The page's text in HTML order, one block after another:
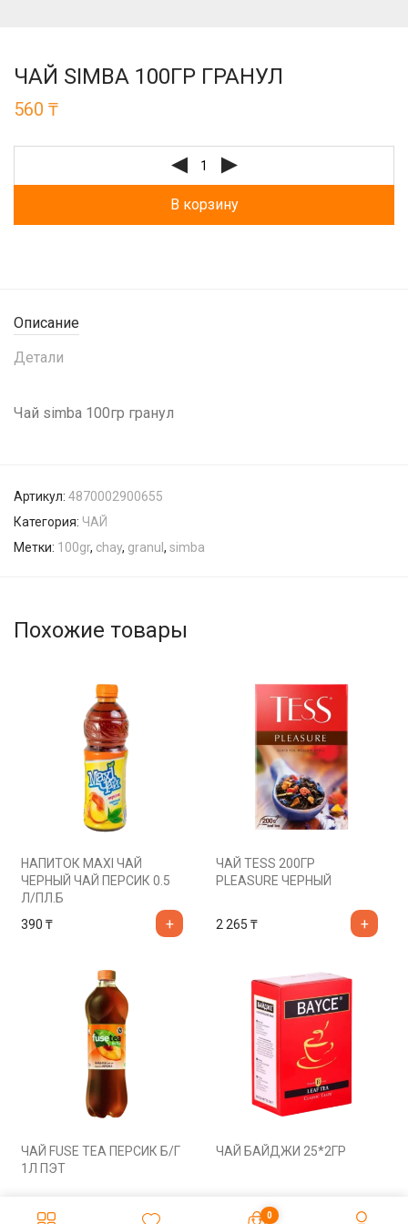
ЧАЙ SIMBA 100ГР ГРАНУЛ
560 ₸
В корзину
Описание
Детали
Чай simba 100гр гранул
Артикул: 4870002900655
Категория: ЧАЙ
Метки: 100gr, chay, granul , simba
Похожие товары
НАПИТОК MAXI ЧАЙ
ЧЕРНЫЙ ЧАЙ ПЕРСИК 0.5
Л/ПЛ.Б
390 ₸
ЧАЙ TESS 200ГР
PLEASURE ЧЕРНЫЙ
2 265 ₸
ЧАЙ FUSE TEA ПЕРСИК Б/Г
1Л ПЭТ
588₸
ЧАЙ БАЙДЖИ 25*2ГР
0